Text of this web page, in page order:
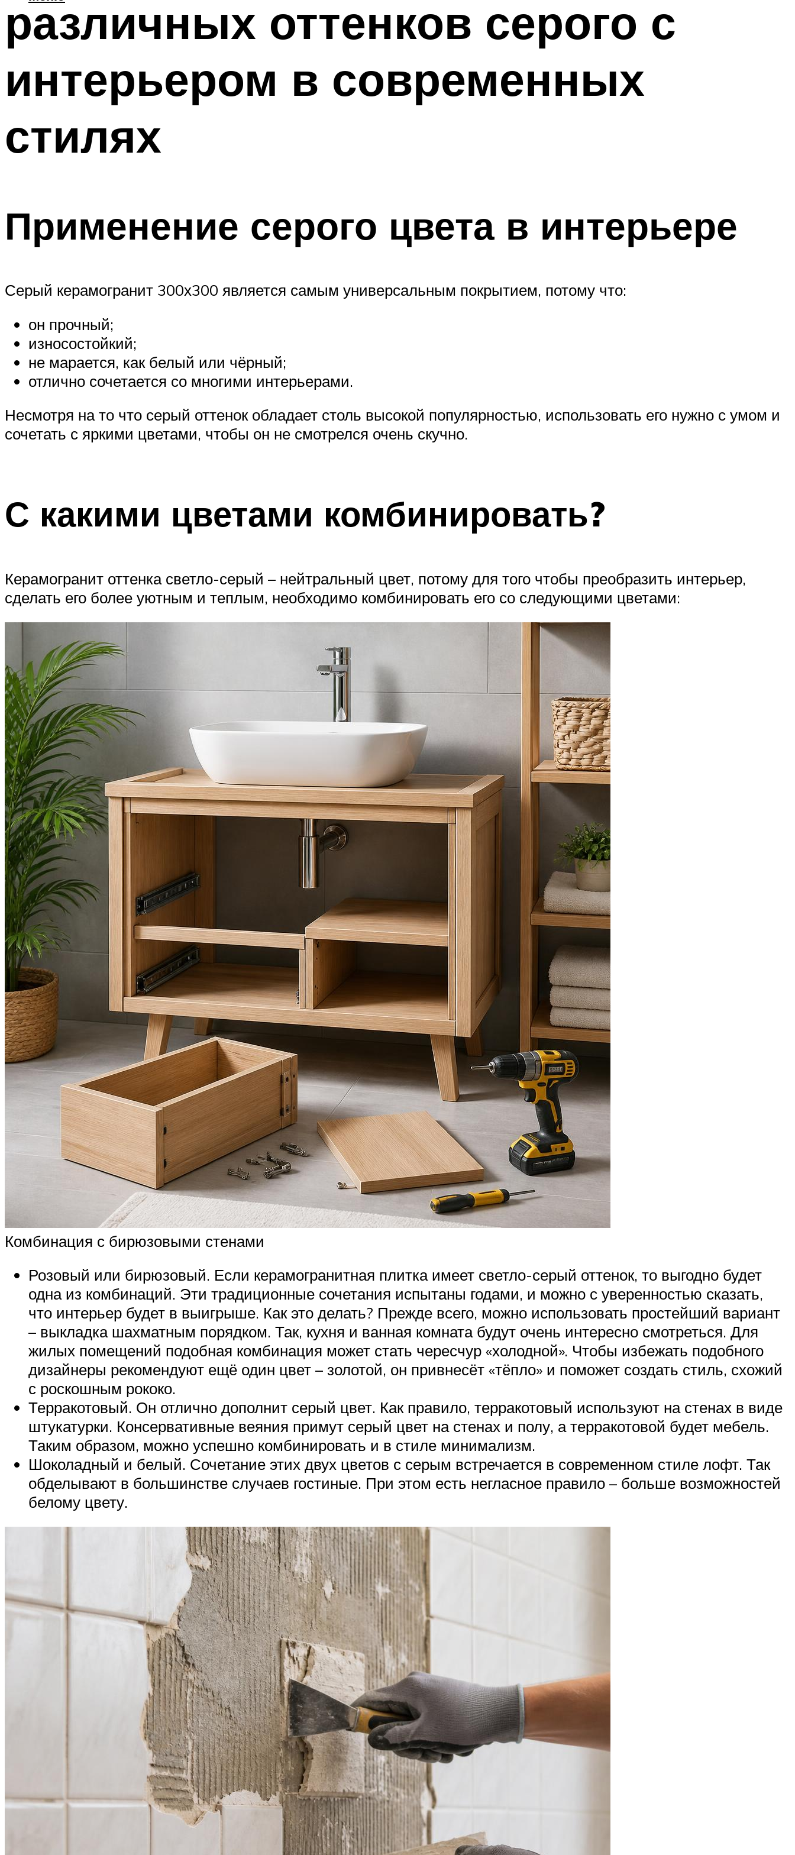
различных оттенков серого с
интерьером в современных
стилях
Применение серого цвета в интерьере
Серый керамогранит 300х300 является самым универсальным покрытием, потому что:
он прочный;
износостойкий;
не марается, как белый или чёрный;
отлично сочетается со многими интерьерами.
Несмотря на то что серый оттенок обладает столь высокой популярностью, использовать его нужно с умом и
сочетать с яркими цветами, чтобы он не смотрелся очень скучно.
С какими цветами комбинировать?
Керамогранит оттенка светло-серый – нейтральный цвет, потому для того чтобы преобразить интерьер,
сделать его более уютным и теплым, необходимо комбинировать его со следующими цветами:
Комбинация с бирюзовыми стенами
Розовый или бирюзовый. Если керамогранитная плитка имеет светло-серый оттенок, то выгодно будет
одна из комбинаций. Эти традиционные сочетания испытаны годами, и можно с уверенностью сказать,
что интерьер будет в выигрыше. Как это делать? Прежде всего, можно использовать простейший вариант
– выкладка шахматным порядком. Так, кухня и ванная комната будут очень интересно смотреться. Для
жилых помещений подобная комбинация может стать чересчур «холодной». Чтобы избежать подобного
дизайнеры рекомендуют ещё один цвет – золотой, он привнесёт «тёпло» и поможет создать стиль, схожий
с роскошным рококо.
Терракотовый. Он отлично дополнит серый цвет. Как правило, терракотовый используют на стенах в виде
штукатурки. Консервативные веяния примут серый цвет на стенах и полу, а терракотовой будет мебель.
Таким образом, можно успешно комбинировать и в стиле минимализм.
Шоколадный и белый. Сочетание этих двух цветов с серым встречается в современном стиле лофт. Так
обделывают в большинстве случаев гостиные. При этом есть негласное правило – больше возможностей
белому цвету.